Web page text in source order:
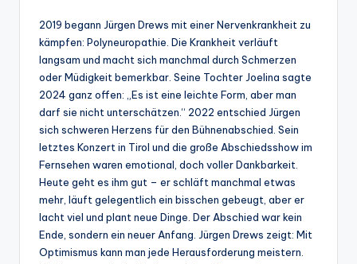
2019 begann Jürgen Drews mit einer Nervenkrankheit zu
kämpfen: Polyneuropathie. Die Krankheit verläuft
langsam und macht sich manchmal durch Schmerzen
oder Müdigkeit bemerkbar. Seine Tochter Joelina sagte
2024 ganz offen: „Es ist eine leichte Form, aber man
darf sie nicht unterschätzen.“ 2022 entschied Jürgen
sich schweren Herzens für den Bühnenabschied. Sein
letztes Konzert in Tirol und die große Abschiedsshow im
Fernsehen waren emotional, doch voller Dankbarkeit.
Heute geht es ihm gut – er schläft manchmal etwas
mehr, läuft gelegentlich ein bisschen gebeugt, aber er
lacht viel und plant neue Dinge. Der Abschied war kein
Ende, sondern ein neuer Anfang. Jürgen Drews zeigt: Mit
Optimismus kann man jede Herausforderung meistern.